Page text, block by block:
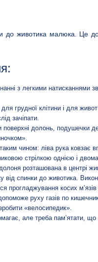
до животика малюка. Це
з легкими натисканнями
для грудної клітини і для
зачіпати.
долонь, подушечки
чином: ліва рука ковзає
стрілкою однією і
розташована в центрі
від спинки до животика.
прогладжування косих м’язів
руху газів по
«велосипедик».
але треба пам’ятати, що